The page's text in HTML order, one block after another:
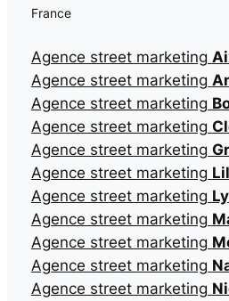
France
Agence street marketing
Agence street marketing
Agence street marketing
Agence street marketing
Agence street marketing
Agence street marketing
Agence street marketing
Agence street marketing
Agence street marketing
Agence street marketing
Agence street marketing